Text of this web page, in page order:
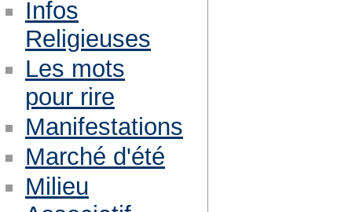
Infos
Religieuses
Les mots
pour rire
Manifestations
Marché d'été
Milieu